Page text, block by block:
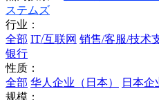
ステムズ
行业：
全部 IT/互联网 销售/客服/技术
银行
性质：
全部 华人企业（日本） 日本企
规模：